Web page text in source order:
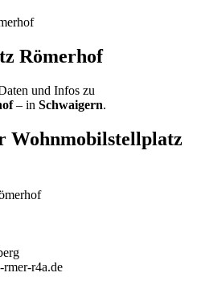
Römerhof
und Infos zu
– in Schwaigern.
Wohnmobilstellplatz
r4a.de